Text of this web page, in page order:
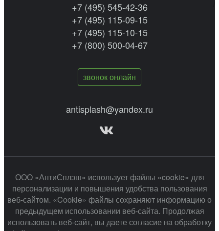
+7 (495) 545-42-36
+7 (495) 115-09-15
+7 (495) 115-10-15
+7 (800) 500-04-67
звонок онлайн
antisplash@yandex.ru
ООО «АнтиСплэш» использует файлы «cookie» для
персонализации и повышения удобства пользования
веб-сайтом. «Cookie» файлы сохраняют информацию о
предыдущем использовании веб-сайта. Продолжая
использовать веб-сайт, вы даете согласие на обработку